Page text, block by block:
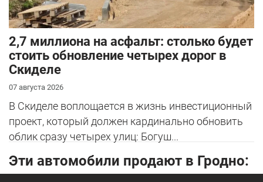
2,7 миллиона на асфальт: столько будет
стоить обновление четырех дорог в
Скиделе
07 августа 2026
В Скиделе воплощается в жизнь инвестиционный
проект, который должен кардинально обновить
облик сразу четырех улиц: Богуш...
Эти автомобили продают в Гродно: